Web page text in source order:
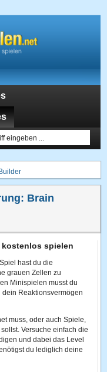
Brain
spielen
hast du die
grauen Zellen zu
Minispielen musst du
dein Reaktionsvermögen
muss, oder auch Spiele,
Versuche einfach die
und dabei das Level
du lediglich deine